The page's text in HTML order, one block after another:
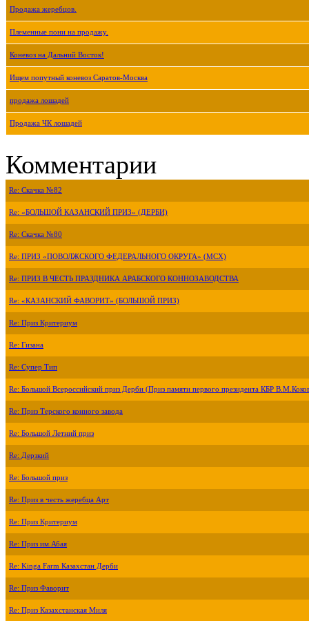
Продажа жеребцов.
Племенные пони на продажу.
Коневоз на Дальний Восток!
Ищем попутный коневоз Саратов-Москва
продажа лошадей
Продажа ЧК лошадей
Комментарии
Re: Скачка №82
Re: «БОЛЬШОЙ КАЗАНСКИЙ ПРИЗ» (ДЕРБИ)
Re: Скачка №80
Re: ПРИЗ «ПОВОЛЖСКОГО ФЕДЕРАЛЬНОГО ОКРУГА» (МСХ)
Re: ПРИЗ В ЧЕСТЬ ПРАЗДНИКА АРАБСКОГО КОННОЗАВОДСТВА
Re: «КАЗАНСКИЙ ФАВОРИТ» (БОЛЬШОЙ ПРИЗ)
Re: Приз Критериум
Re: Гизана
Re: Супер Тип
Re: Большой Всероссийский приз Дерби (Приз памяти первого президента КБР
Re: Приз Терского конного завода
Re: Большой Летний приз
Re: Дерзкий
Re: Большой приз
Re: Приз в честь жеребца Арт
Re: Приз Критериум
Re: Приз им.Абая
Re: Kinga Farm Казахстан Дерби
Re: Приз Фаворит
Re: Приз Казахстанская Миля